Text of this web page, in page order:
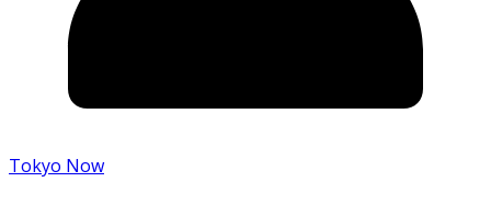
Tokyo Now